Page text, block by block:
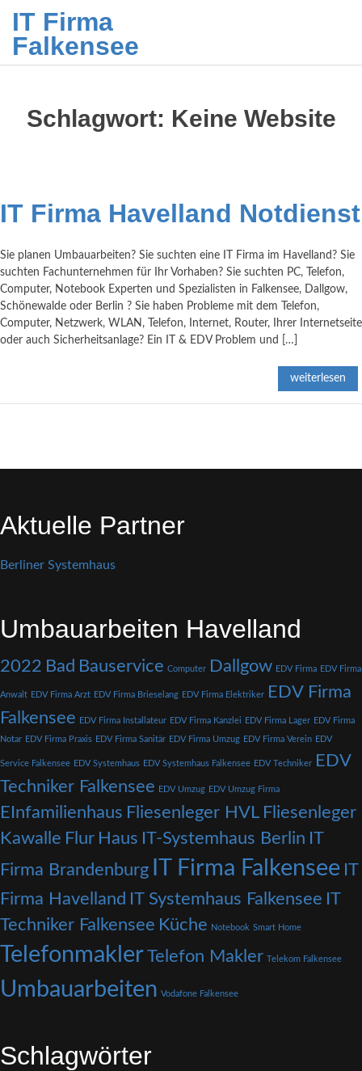
IT Firma
Falkensee
Schlagwort: Keine Website
IT Firma Havelland Notdienst
Sie planen Umbauarbeiten? Sie suchten eine IT Firma im Havelland? Sie
suchten Fachunternehmen für Ihr Vorhaben? Sie suchten PC, Telefon,
Computer, Notebook Experten und Spezialisten in Falkensee, Dallgow,
Schönewalde oder Berlin ? Sie haben Probleme mit dem Telefon,
Computer, Netzwerk, WLAN, Telefon, Internet, Router, Ihrer Internetseite
oder auch Sicherheitsanlage? Ein IT & EDV Problem und […]
weiterlesen
Aktuelle Partner
Berliner Systemhaus
Umbauarbeiten Havelland
2022 Bad Bauservice Computer Dallgow EDV Firma EDV Firma
Anwalt EDV Firma Arzt EDV Firma Brieselang EDV Firma Elektriker EDV Firma
Falkensee
EDV Firma Installateur EDV Firma Kanzlei EDV Firma Lager EDV Firma
Notar EDV Firma Praxis EDV Firma Sanitär EDV Firma Umzug EDV Firma Verein EDV
Service Falkensee EDV Systemhaus EDV Systemhaus Falkensee EDV Techniker EDV
Techniker Falkensee
EDV Umzug EDV Umzug Firma
EInfamilienhaus Fliesenleger HVL Fliesenleger
Kawalle Flur Haus IT-Systemhaus Berlin IT
Firma Brandenburg IT Firma Falkensee IT
Firma Havelland IT Systemhaus Falkensee IT
Techniker Falkensee Küche Notebook Smart Home
TelefonmaklerTelefon Makler Telekom Falkensee
Umbauarbeiten Vodafone Falkensee
Schlagwörter